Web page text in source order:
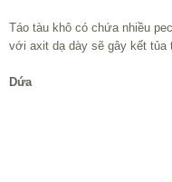
Táo tàu khô có chứa nhiều
với axit dạ dày sẽ gây kết tủa
Dứa